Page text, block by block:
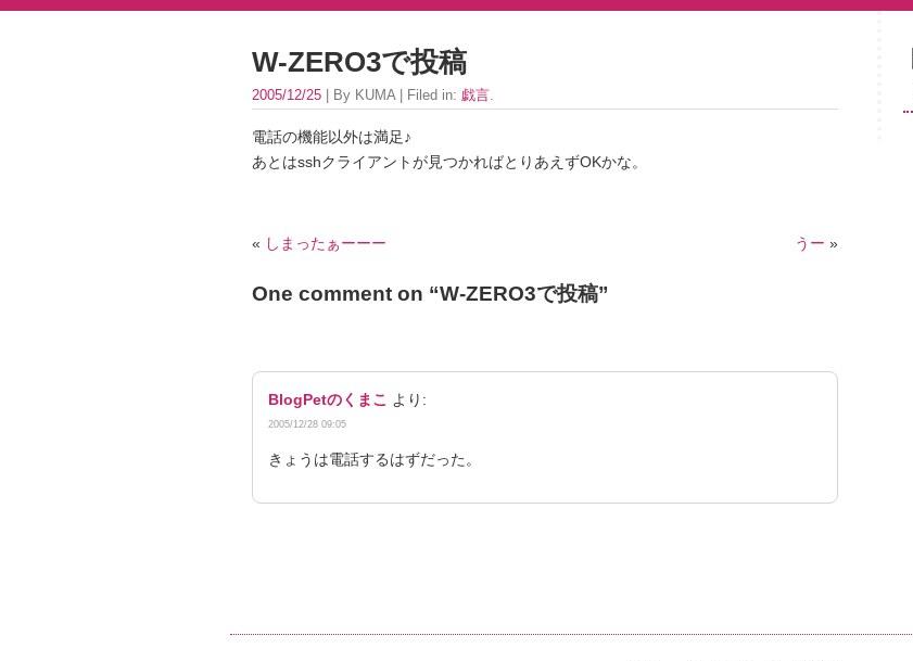
W-ZERO3で投稿
2005/12/25 | By KUMA | Filed in: 戯言.
電話の機能以外は満足♪
あとはsshクライアントが見つかればとりあえずOKかな。
« しまったぁーーー うー »
One comment on “W-ZERO3で投稿”
BlogPetのくまこ より:
2005/12/28 09:05
きょうは電話するはずだった。